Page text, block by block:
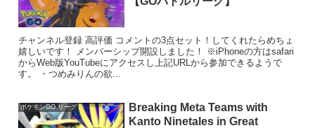
チャンネル登録 高評価 コメントの3点セット！してくれたらめちょ
嬉しいです！ メンバーシップ開設しました！ ※iPhoneの方はsafari
からWeb版YouTubeにアクセスし上記URLから参加できるようで
す。 ・つめみりんの欲...
ポケモンGO リーグ
Breaking Meta Teams with
Kanto Ninetales in Great